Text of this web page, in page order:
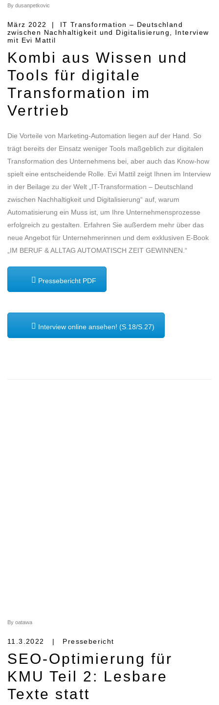
By dusanpetkovic
März 2022 | IT Transformation – Deutschland
zwischen Nachhaltigkeit und Digitalisierung, Interview
mit Evi Mattil
Kombi aus Wissen und
Tools für digitale
Transformation im
Vertrieb
Die Vorteile von Marketing-Automation liegen auf der Hand. So
trägt bereits der Einsatz weniger Tools maßgeblich zur digitalen
Transformation des Unternehmens bei, aber auch das Know-how
spielt eine entscheidende Rolle. Evi Mattil zeigt Ihnen im Interview
in der Beilage zu der Welt „IT-Transformation – Deutschland
zwischen Nachhaltigkeit und Digitalisierung“ auf, warum
Automatisierung ein Muss ist, um Ihre Unternehmensprozesse
erfolgreich zu gestalten. Erfahren Sie außerdem mehr über das
neue Angebot für Unternehmerinnen und dem exklusiven E-Book
„IM BERUF & ALLTAG AUTOMATISCH ZEIT GEWINNEN.“
Pressebericht PDF
Interview online ansehen! (S.18/S.27)
By oatawa
11.3.2022 | Pressebericht
SEO-Optimierung für
KMU Teil 2: Lesbare
Texte statt